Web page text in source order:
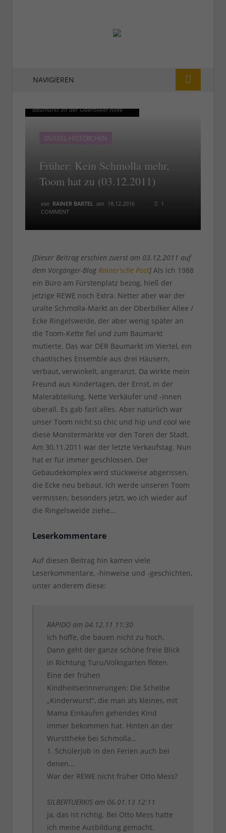
NAVIGIEREN
Baumarkt an der Oberbilker Allee
DÜSSEL-HISTÖRCHEN
Früher: Kein Schmolla mehr,
Toom hat zu (03.12.2011)
von RAINER BARTEL am 18.12.2016
1
COMMENT
Baumarkt an der Oberbilker Allee
[Dieser Beitrag erschien zuerst am 03.12.2011 auf
dem Vorgänger-Blog Rainer’sche Post]Als ich 1988
ein Büro am Fürstenplatz bezog, hieß der
jetzige REWE noch Extra. Netter aber war der
uralte Schmolla-Markt an der Oberbilker Allee /
Ecke Ringelsweide, der aber wenig später an
die Toom-Kette fiel und zum Baumarkt
mutierte. Das war DER Baumarkt im Viertel, ein
chaotisches Ensemble aus drei Häusern,
verbaut, verwinkelt, angeranzt. Da wirkte mein
Freund aus Kindertagen, der Ernst, in der
Malerabteilung. Nette Verkäufer und -innen
überall. Es gab fast alles. Aber natürlich war
unser Toom nicht so chic und hip und cool wie
diese Monstermärkte vor den Toren der Stadt.
Am 30.11.2011 war der letzte Verkaufstag. Nun
hat er für immer geschlossen. Der
Gebäudekomplex wird stückweise abgerissen,
die Ecke neu bebaut. Ich werde unseren Toom
vermissen; besonders jetzt, wo ich wieder auf
die Ringelsweide ziehe…
Leserkommentare
Auf diesen Beitrag hin kamen viele
Leserkommentare, -hinweise und -geschichten,
unter anderem diese:
RAPIDO am 04.12.11 11:30
Ich hoffe, die bauen nicht zu hoch.
Dann geht der ganze schöne freie Blick
in Richtung Turu/Volksgarten flöten.
Eine der frühen
Kindheitserinnerungen: Die Scheibe
„Kinderwurst“, die man als kleines, mit
Mama Einkaufen gehendes Kind
immer bekommen hat. Hinten an der
Wursttheke bei Schmolla…
1. Schülerjob in den Ferien auch bei
denen…
War der REWE nicht früher Otto Mess?
SILBERTUERKIS am 06.01.13 12:11
Ja, das ist richtig. Bei Otto Mess hatte
ich meine Ausbildung gemacht.